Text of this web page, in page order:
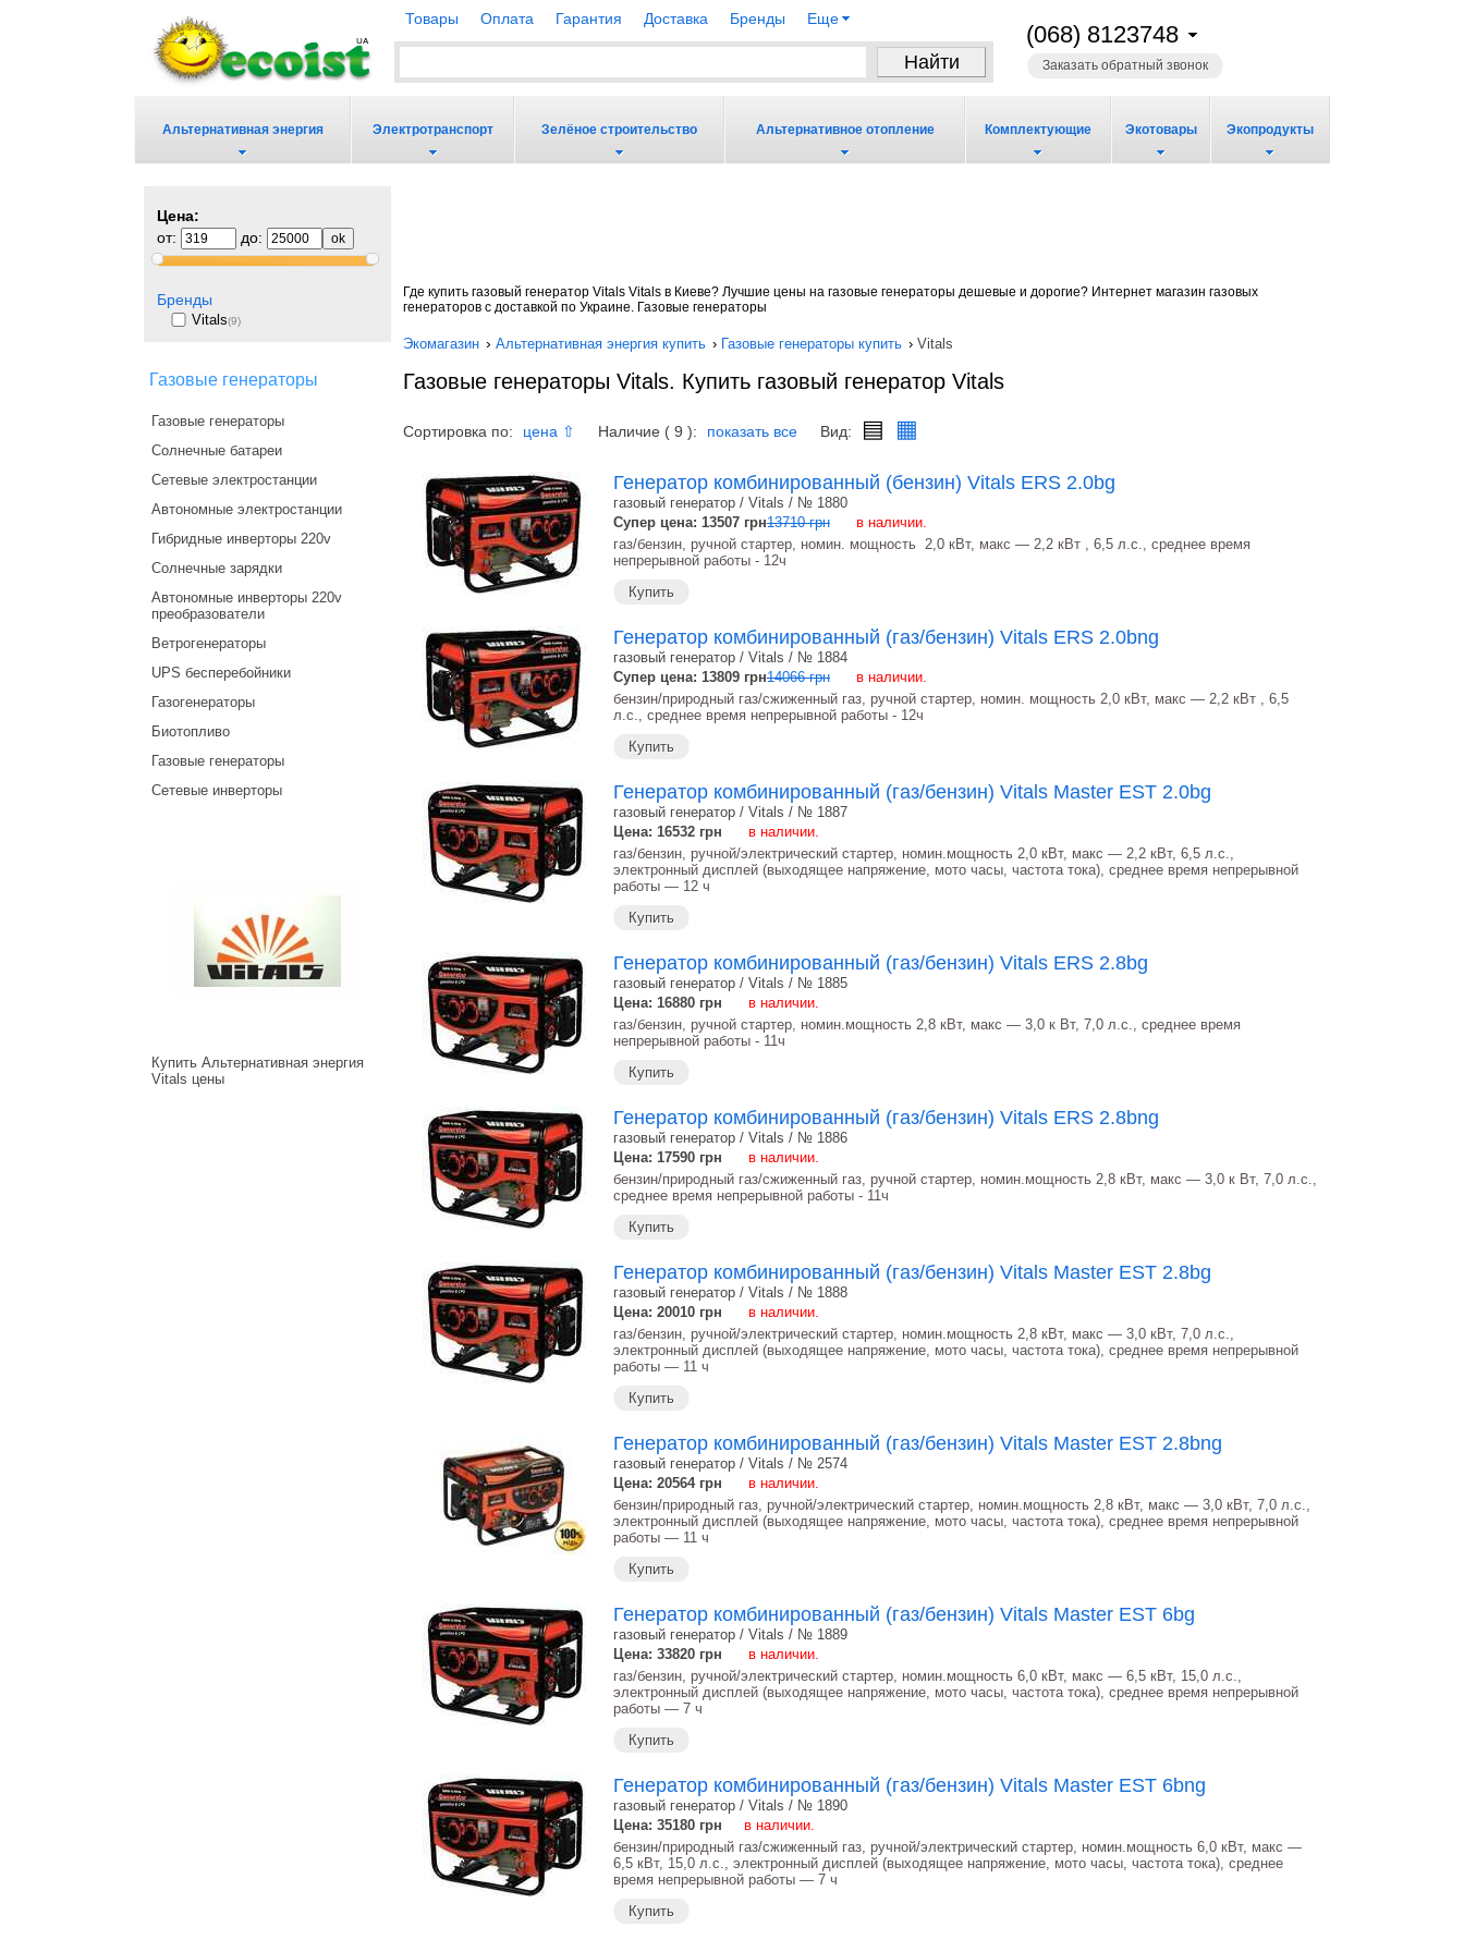
Товары Оплата Гарантия Доставка Бренды Еще
(068) 8123748
Заказать обратный звонок
Альтернативная энергия Электротранспорт Зелёное строительство Альтернативное отопление Комплектующие Экотовары Экопродукты
Где купить газовый генератор Vitals Vitals в Киеве? Лучшие цены на газовые генераторы дешевые и дорогие? Интернет магазин газовых
генераторов с доставкой по Украине. Газовые генераторы
Экомагазин › Альтернативная энергия купить › Газовые генераторы купить › Vitals
Газовые генераторы Vitals. Купить газовый генератор Vitals
Сортировка по: цена ⇧ Наличие ( 9 ): показать все Вид: ▤ ▦
Генератор комбинированный (бензин) Vitals ERS 2.0bg
газовый генератор / Vitals / № 1880
Супер цена: 13507 грн13710 грн
в наличии.
газ/бензин, ручной стартер, номин. мощность 2,0 кВт, макс ― 2,2 кВт , 6,5 л.с., среднее время
непрерывной работы - 12ч
Купить
Генератор комбинированный (газ/бензин) Vitals ERS 2.0bng
газовый генератор / Vitals / № 1884
Супер цена: 13809 грн14066 грн
в наличии.
бензин/природный газ/сжиженный газ, ручной стартер, номин. мощность 2,0 кВт, макс ― 2,2 кВт , 6,5
л.с., среднее время непрерывной работы - 12ч
Купить
Генератор комбинированный (газ/бензин) Vitals Master EST 2.0bg
газовый генератор / Vitals / № 1887
Цена: 16532 грн
в наличии.
газ/бензин, ручной/электрический стартер, номин.мощность 2,0 кВт, макс ― 2,2 кВт, 6,5 л.с.,
электронный дисплей (выходящее напряжение, мото часы, частота тока), среднее время непрерывной
работы ― 12 ч
Купить
Генератор комбинированный (газ/бензин) Vitals ERS 2.8bg
газовый генератор / Vitals / № 1885
Цена: 16880 грн
в наличии.
газ/бензин, ручной стартер, номин.мощность 2,8 кВт, макс ― 3,0 к Вт, 7,0 л.с., среднее время
непрерывной работы - 11ч
Купить
Генератор комбинированный (газ/бензин) Vitals ERS 2.8bng
газовый генератор / Vitals / № 1886
Цена: 17590 грн
в наличии.
бензин/природный газ/сжиженный газ, ручной стартер, номин.мощность 2,8 кВт, макс ― 3,0 к Вт, 7,0 л.с.,
среднее время непрерывной работы - 11ч
Купить
Генератор комбинированный (газ/бензин) Vitals Master EST 2.8bg
газовый генератор / Vitals / № 1888
Цена: 20010 грн
в наличии.
газ/бензин, ручной/электрический стартер, номин.мощность 2,8 кВт, макс ― 3,0 кВт, 7,0 л.с.,
электронный дисплей (выходящее напряжение, мото часы, частота тока), среднее время непрерывной
работы ― 11 ч
Купить
Генератор комбинированный (газ/бензин) Vitals Master EST 2.8bng
газовый генератор / Vitals / № 2574
Цена: 20564 грн
в наличии.
бензин/природный газ, ручной/электрический стартер, номин.мощность 2,8 кВт, макс ― 3,0 кВт, 7,0 л.с.,
электронный дисплей (выходящее напряжение, мото часы, частота тока), среднее время непрерывной
работы ― 11 ч
Купить
Генератор комбинированный (газ/бензин) Vitals Master EST 6bg
газовый генератор / Vitals / № 1889
Цена: 33820 грн
в наличии.
газ/бензин, ручной/электрический стартер, номин.мощность 6,0 кВт, макс ― 6,5 кВт, 15,0 л.с.,
электронный дисплей (выходящее напряжение, мото часы, частота тока), среднее время непрерывной
работы ― 7 ч
Купить
Генератор комбинированный (газ/бензин) Vitals Master EST 6bng
газовый генератор / Vitals / № 1890
Цена: 35180 грн
в наличии.
бензин/природный газ/сжиженный газ, ручной/электрический стартер, номин.мощность 6,0 кВт, макс ―
6,5 кВт, 15,0 л.с., электронный дисплей (выходящее напряжение, мото часы, частота тока), среднее
время непрерывной работы ― 7 ч
Купить
Цена:
от:
до:
Бренды
Vitals(9)
Газовые генераторы
Газовые генераторы
Солнечные батареи
Сетевые электростанции
Автономные электростанции
Гибридные инверторы 220v
Солнечные зарядки
Автономные инверторы 220v
преобразователи
Ветрогенераторы
UPS бесперебойники
Газогенераторы
Биотопливо
Газовые генераторы
Сетевые инверторы
Купить Альтернативная энергия
Vitals цены